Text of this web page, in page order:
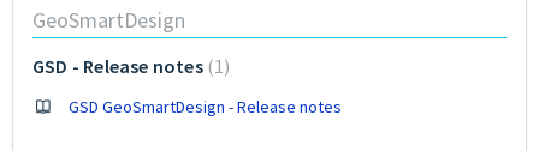
GeoSmartDesign
GSD - Release notes 1
GSD GeoSmartDesign - Release notes